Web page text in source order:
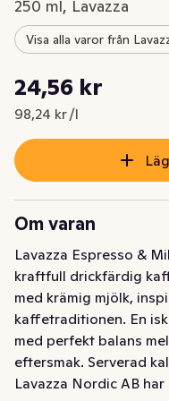
250 ml, Lavazza
Visa alla varor från
Nuvarande pris är:
24,56 kr
98,24 kr /l
Styckpris: 98,24 kr /l
Om varan
Lavazza Espresso &
kraftfull drickfärdig
med krämig mjölk,
kaffetraditionen. En
med perfekt balans
eftersmak. Serverad
Lavazza Nordic AB